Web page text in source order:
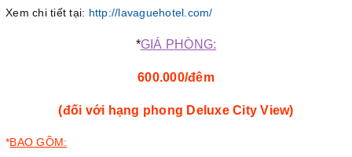
Xem chi tiết tại: http://lavaguehotel.com/
*GIÁ PHÒNG:
600.000/đêm
(đối với hạng phong Deluxe City View)
*BAO GỒM: